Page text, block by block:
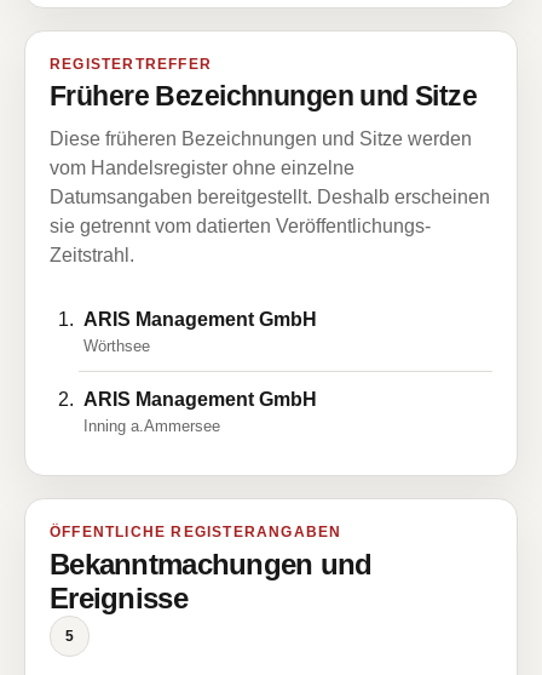
REGISTERTREFFER
Frühere Bezeichnungen und Sitze
Diese früheren Bezeichnungen und Sitze werden
vom Handelsregister ohne einzelne
Datumsangaben bereitgestellt. Deshalb erscheinen
sie getrennt vom datierten Veröffentlichungs-
Zeitstrahl.
ARIS Management GmbH
Wörthsee
ARIS Management GmbH
Inning a.Ammersee
ÖFFENTLICHE REGISTERANGABEN
Bekanntmachungen und
Ereignisse
5